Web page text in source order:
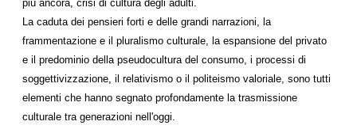
più ancora, crisi di cultura degli adulti.
La caduta dei pensieri forti e delle grandi narrazioni, la
frammentazione e il pluralismo culturale, la espansione del privato
e il predominio della pseudocultura del consumo, i processi di
soggettivizzazione, il relativismo o il politeismo valoriale, sono tutti
elementi che hanno segnato profondamente la trasmissione
culturale tra generazioni nell'oggi.